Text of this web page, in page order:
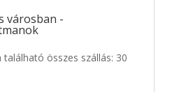
városban -
található összes szállás: 30